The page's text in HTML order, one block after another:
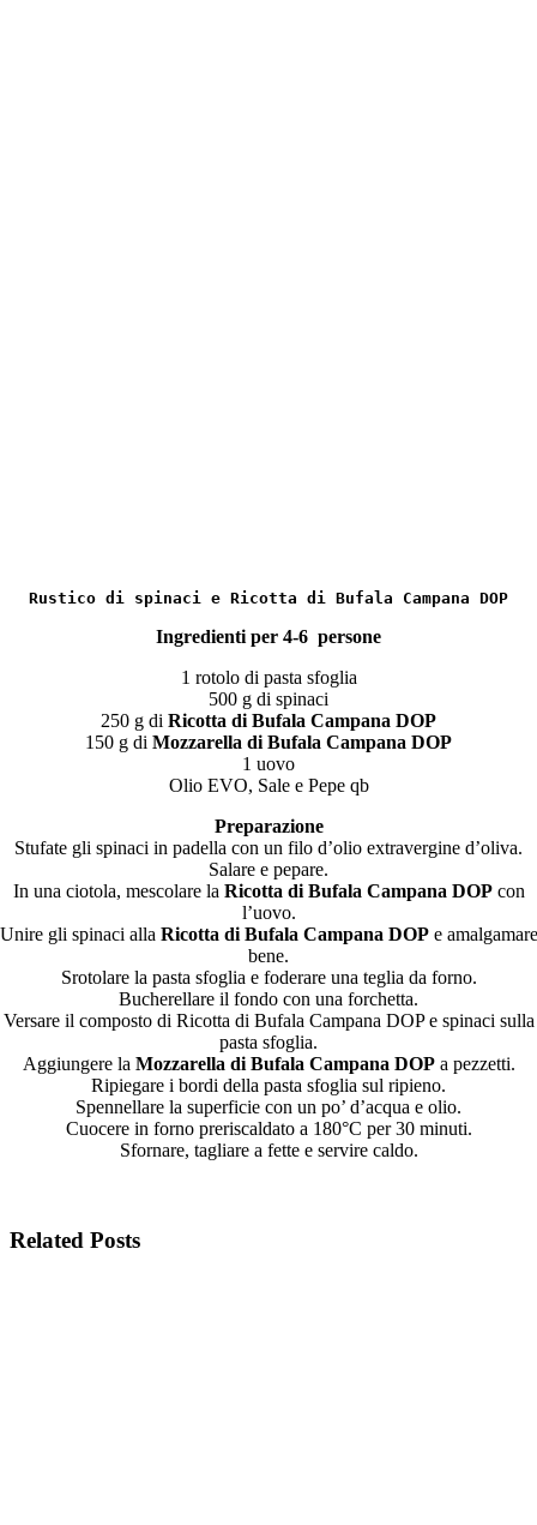
Rustico di spinaci e Ricotta di Bufala Campana DOP
Ingredienti per 4-6 persone
1 rotolo di pasta sfoglia
500 g di spinaci
250 g di Ricotta di Bufala Campana DOP
150 g di Mozzarella di Bufala Campana DOP
1 uovo
Olio EVO, Sale e Pepe qb
Preparazione
Stufate gli spinaci in padella con un filo d’olio extravergine d’oliva.
Salare e pepare.
In una ciotola, mescolare la Ricotta di Bufala Campana DOPcon
l’uovo.
Unire gli spinaci alla Ricotta di Bufala Campana DOPe amalgamare
bene.
Srotolare la pasta sfoglia e foderare una teglia da forno.
Bucherellare il fondo con una forchetta.
Versare il composto di Ricotta di Bufala Campana DOP e spinaci sulla
pasta sfoglia.
Aggiungere la Mozzarella di Bufala Campana DOPa pezzetti.
Ripiegare i bordi della pasta sfoglia sul ripieno.
Spennellare la superficie con un po’ d’acqua e olio.
Cuocere in forno preriscaldato a 180°C per 30 minuti.
Sfornare, tagliare a fette e servire caldo.
Related Posts